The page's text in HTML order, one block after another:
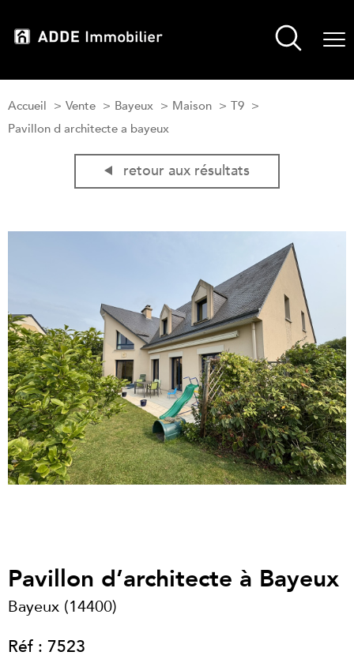
Accueil Vente Bayeux Maison
T9
Pavillon d architecte a bayeux
retour aux résultats
Pavillon d’architecte à Bayeux
Bayeux (14400)
Réf : 7523